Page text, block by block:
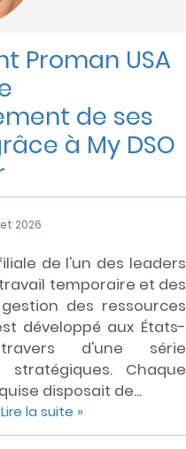
Proman USA
de ses
à My DSO
2026
de l'un des leaders
temporaire et des
des ressources
développé aux États-
d'une série
stratégiques. Chaque
disposait de...
Lire la suite »